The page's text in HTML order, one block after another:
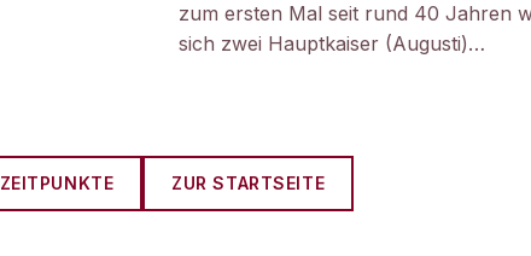
zum ersten Mal seit rund 40 Jahren
sich zwei Hauptkaiser (Augusti)…
ZEITPUNKTE ZUR STARTSEITE